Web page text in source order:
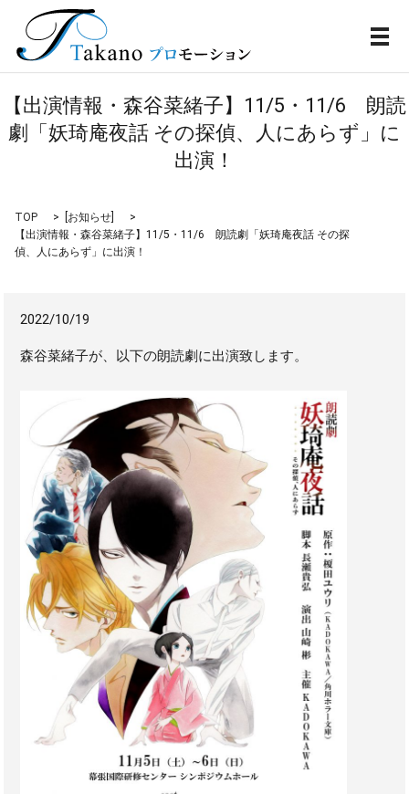
メ
【出演情報・森谷菜緒子】11/5・11/6 朗読
劇「妖琦庵夜話 その探偵、人にあらず」に
出演！
TOP お知らせ
【出演情報・森谷菜緒子】11/5・11/6 朗読劇「妖琦庵夜話 その探
偵、人にあらず」に出演！
2022/10/19
森谷菜緒子が、以下の朗読劇に出演致します。